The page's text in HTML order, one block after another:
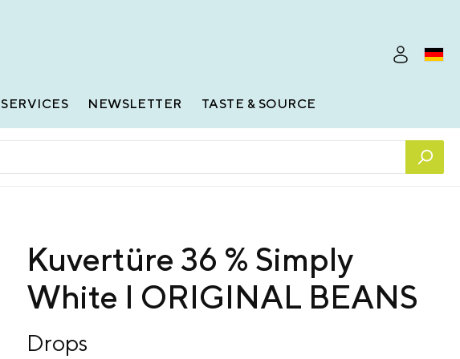
SERVICES NEWSLETTER TASTE & SOURCE
Kuvertüre 36 % Simply
White I ORIGINAL BEANS
Drops